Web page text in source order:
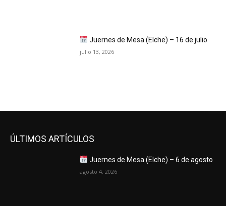
Juernes de Mesa (Elche) – 16 de julio
julio 13, 2026
ÚLTIMOS ARTÍCULOS
Juernes de Mesa (Elche) – 6 de agosto
agosto 4, 2026